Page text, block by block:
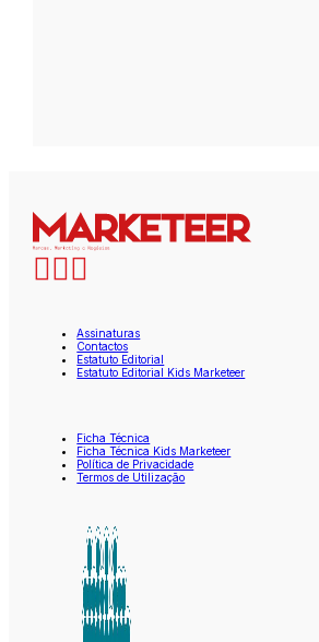
Assinaturas
Contactos
Estatuto Editorial
Estatuto Editorial Kids Marketeer
Ficha Técnica
Ficha Técnica Kids Marketeer
Política de Privacidade
Termos de Utilização